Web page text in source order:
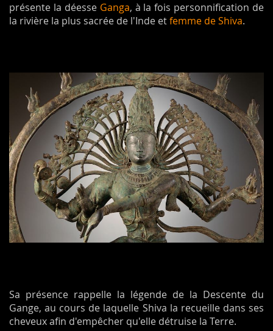
présente la déesse Ganga, à la fois personnification de
la rivière la plus sacrée de l'Inde etfemme de Shiva.
Sa présence rappelle la légende de la Descente du
Gange, au cours de laquelle Shiva la recueille dans ses
cheveux afin d'empêcher qu'elle détruise la Terre.